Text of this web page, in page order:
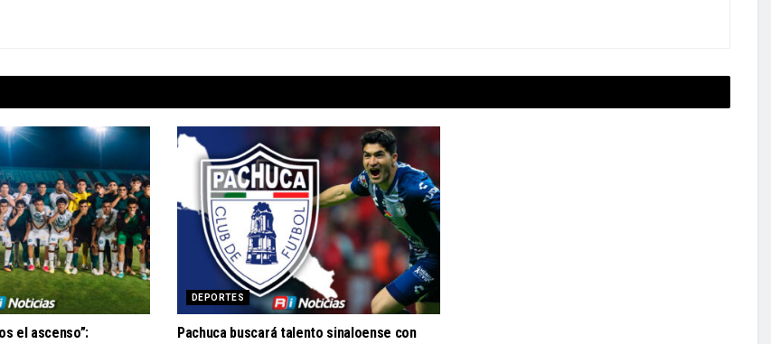
el ascenso”:
DEPORTES
Pachuca buscará talento sinaloense con